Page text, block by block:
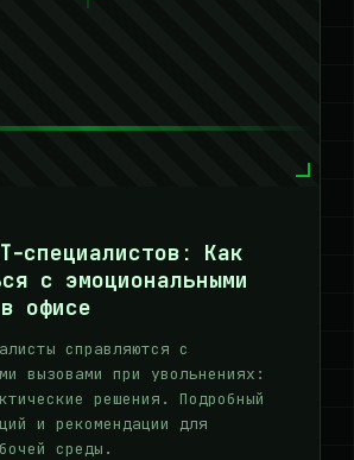
специалистов: Как
с эмоциональными
офисе
справляются с
вызовами при увольнениях:
решения. Подробный
и рекомендации для
среды.